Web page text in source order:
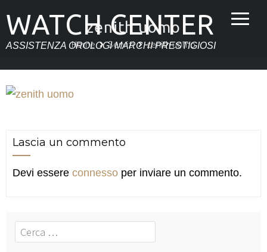
WATCH CENTER
ASSISTENZA OROLOGI MARCHI PRESTIGIOSI
zenith uomo
Home Servizi zenith uomo
Lascia un commento
Devi essere connesso per inviare un commento.
Cerca